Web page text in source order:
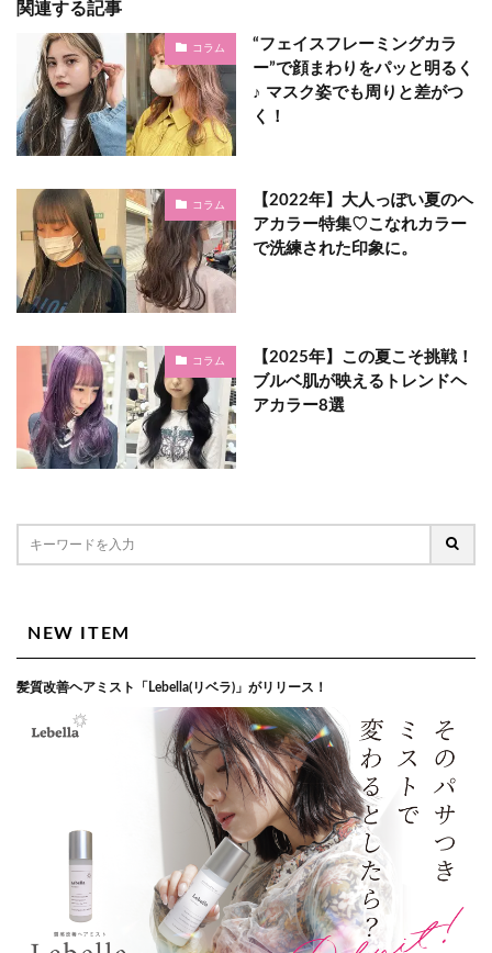
関連する記事
コラム
“フェイスフレーミングカラ
ー”で顔まわりをパッと明るく
♪ マスク姿でも周りと差がつ
く！
コラム
【2022年】大人っぽい夏のヘ
アカラー特集♡こなれカラー
で洗練された印象に。
コラム
【2025年】この夏こそ挑戦！
ブルベ肌が映えるトレンドヘ
アカラー8選
NEW ITEM
髪質改善ヘアミスト「Lebella(リベラ)」がリリース！